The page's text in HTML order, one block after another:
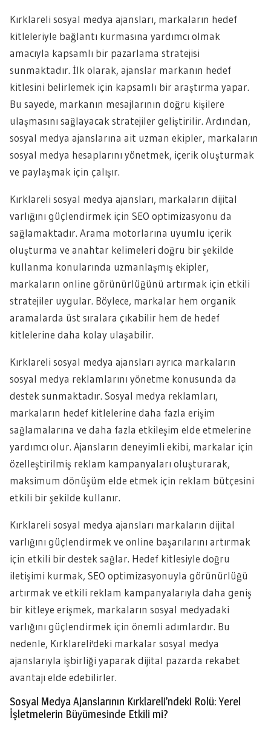
Kırklareli sosyal medya ajansları, markaların hedef
kitleleriyle bağlantı kurmasına yardımcı olmak
amacıyla kapsamlı bir pazarlama stratejisi
sunmaktadır. İlk olarak, ajanslar markanın hedef
kitlesini belirlemek için kapsamlı bir araştırma yapar.
Bu sayede, markanın mesajlarının doğru kişilere
ulaşmasını sağlayacak stratejiler geliştirilir. Ardından,
sosyal medya ajanslarına ait uzman ekipler, markaların
sosyal medya hesaplarını yönetmek, içerik oluşturmak
ve paylaşmak için çalışır.
Kırklareli sosyal medya ajansları, markaların dijital
varlığını güçlendirmek için SEO optimizasyonu da
sağlamaktadır. Arama motorlarına uyumlu içerik
oluşturma ve anahtar kelimeleri doğru bir şekilde
kullanma konularında uzmanlaşmış ekipler,
markaların online görünürlüğünü artırmak için etkili
stratejiler uygular. Böylece, markalar hem organik
aramalarda üst sıralara çıkabilir hem de hedef
kitlelerine daha kolay ulaşabilir.
Kırklareli sosyal medya ajansları ayrıca markaların
sosyal medya reklamlarını yönetme konusunda da
destek sunmaktadır. Sosyal medya reklamları,
markaların hedef kitlelerine daha fazla erişim
sağlamalarına ve daha fazla etkileşim elde etmelerine
yardımcı olur. Ajansların deneyimli ekibi, markalar için
özelleştirilmiş reklam kampanyaları oluşturarak,
maksimum dönüşüm elde etmek için reklam bütçesini
etkili bir şekilde kullanır.
Kırklareli sosyal medya ajansları markaların dijital
varlığını güçlendirmek ve online başarılarını artırmak
için etkili bir destek sağlar. Hedef kitlesiyle doğru
iletişimi kurmak, SEO optimizasyonuyla görünürlüğü
artırmak ve etkili reklam kampanyalarıyla daha geniş
bir kitleye erişmek, markaların sosyal medyadaki
varlığını güçlendirmek için önemli adımlardır. Bu
nedenle, Kırklareli'deki markalar sosyal medya
ajanslarıyla işbirliği yaparak dijital pazarda rekabet
avantajı elde edebilirler.
Sosyal Medya Ajanslarının Kırklareli’ndeki Rolü: Yerel
İşletmelerin Büyümesinde Etkili mi?